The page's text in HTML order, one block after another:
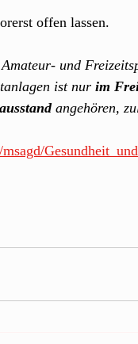
offen lassen.
und
ist nur im
angehören,